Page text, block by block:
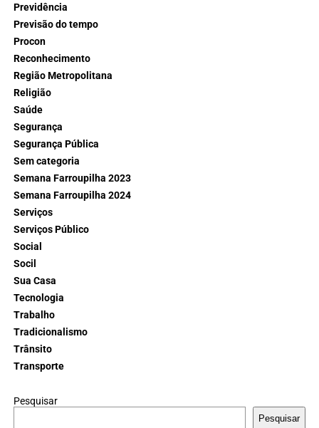
Previdência
Previsão do tempo
Procon
Reconhecimento
Região Metropolitana
Religião
Saúde
Segurança
Segurança Pública
Sem categoria
Semana Farroupilha 2023
Semana Farroupilha 2024
Serviços
Serviços Público
Social
Socil
Sua Casa
Tecnologia
Trabalho
Tradicionalismo
Trânsito
Transporte
Pesquisar
Pesquisar